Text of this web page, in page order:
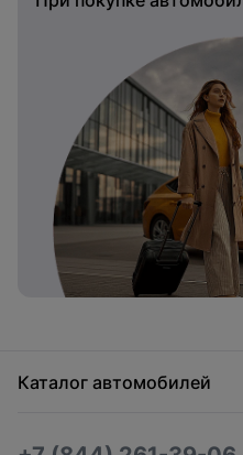
Каталог автомобилей